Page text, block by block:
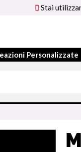
Stai
Personalizzate